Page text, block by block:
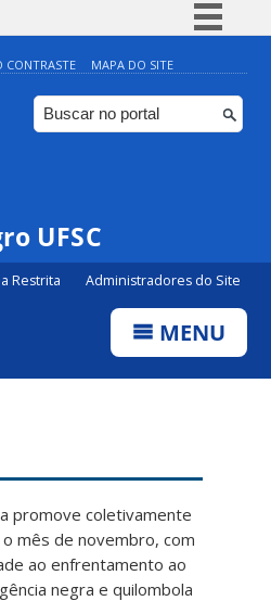
Simplifique!
Comunica BR
Participe
CONTRASTE MAPA DO SITE
UFSC
Restrita Administradores do Site
MENU
promove coletivamente
mês de novembro, com
ao enfrentamento ao
negra e quilombola